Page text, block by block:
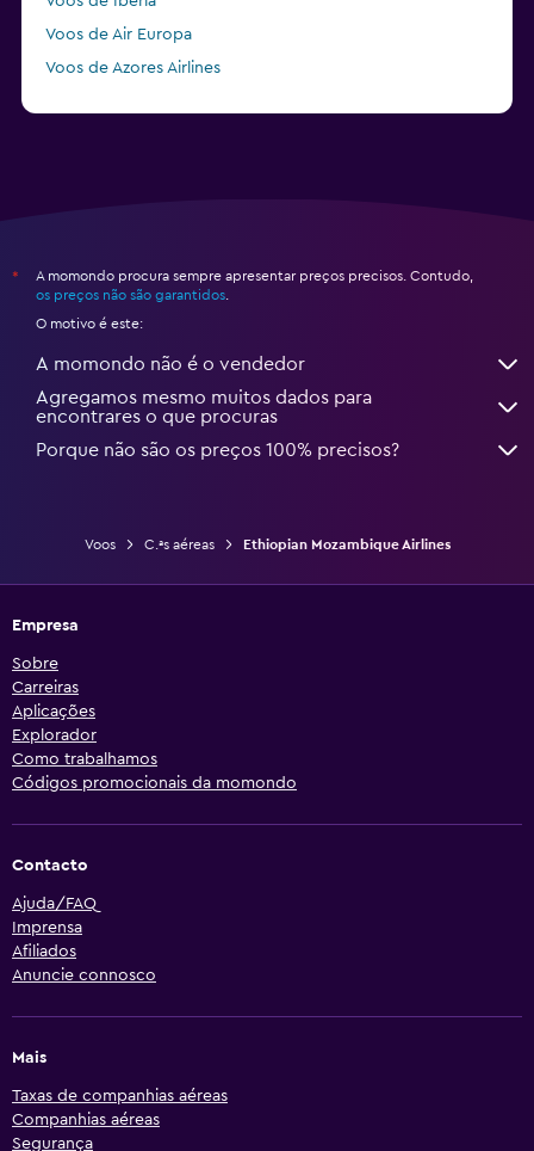
Voos de Air Europa
Voos de Azores Airlines
*
A momondo procura sempre apresentar preços precisos. Contudo,
os preços não são garantidos
O motivo é este:
A momondo não é o vendedor
Agregamos mesmo muitos dados para
encontrares o que procuras
Porque não são os preços 100% precisos?
Voos C.ªs aéreas Ethiopian Mozambique Airlines
Empresa
Sobre
Carreiras
Aplicações
Explorador
Como trabalhamos
Códigos promocionais da momondo
Contacto
Ajuda/FAQ
Imprensa
Afiliados
Anuncie connosco
Mais
Taxas de companhias aéreas
Companhias aéreas
Segurança